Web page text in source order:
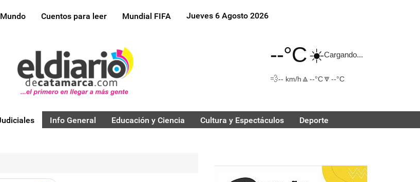
Mundo Cuentos para leer Mundial FIFA Jueves 6 Agosto 2026
--°C☀️Cargando...
💨-- km/h 🔼 --°C🔽 --°C
Info General Educación y Ciencia Cultura y Espectáculos Deporte